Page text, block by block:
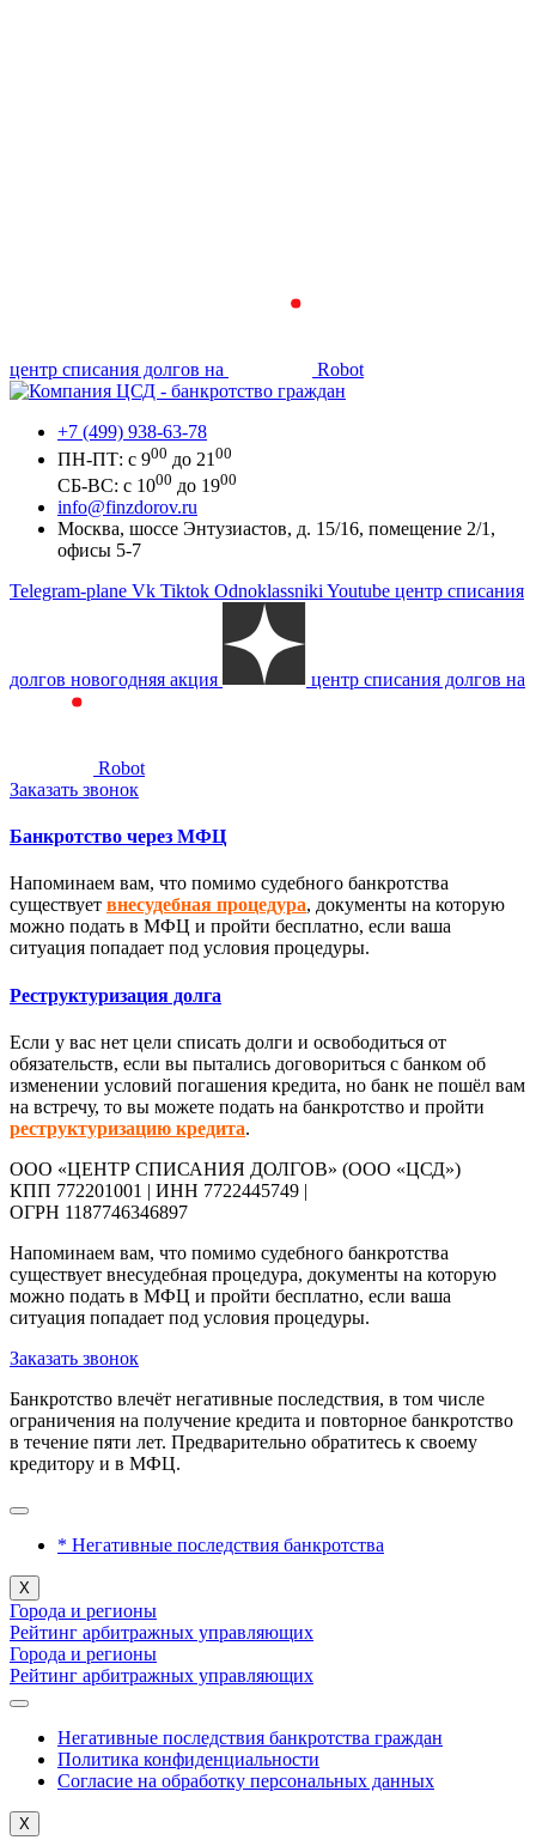
центр списания долгов на Robot
+7 (499) 938-63-78
ПН-ПТ: с 900 до 21 00
СБ-ВС: с 1000 до 1900
info@finzdorov.ru
Москва, шоссе Энтузиастов, д. 15/16, помещение 2/1,
офисы 5-7
Telegram-plane Vk Tiktok Odnoklassniki Youtube центр списания
долгов новогодняя акция центр списания долгов на
Robot
Заказать звонок
Банкротство через МФЦ
Напоминаем вам, что помимо судебного банкротства
существует внесудебная процедура, документы на которую
можно подать в МФЦ и пройти бесплатно, если ваша
ситуация попадает под условия процедуры.
Реструктуризация долга
Если у вас нет цели списать долги и освободиться от
обязательств, если вы пытались договориться с банком об
изменении условий погашения кредита, но банк не пошёл вам
на встречу, то вы можете подать на банкротство и пройти
реструктуризацию кредита.
ООО «ЦЕНТР СПИСАНИЯ ДОЛГОВ» (ООО «ЦСД»)
КПП 772201001 | ИНН 7722445749 |
ОГРН 1187746346897
Напоминаем вам, что помимо судебного банкротства
существует внесудебная процедура, документы на которую
можно подать в МФЦ и пройти бесплатно, если ваша
ситуация попадает под условия процедуры.
Заказать звонок
Банкротство влечёт негативные последствия, в том числе
ограничения на получение кредита и повторное банкротство
в течение пяти лет. Предварительно обратитесь к своему
кредитору и в МФЦ.
* Негативные последствия банкротства
X
Города и регионы
Рейтинг арбитражных управляющих
Города и регионы
Рейтинг арбитражных управляющих
Негативные последствия банкротства граждан
Политика конфиденциальности
Согласие на обработку персональных данных
X